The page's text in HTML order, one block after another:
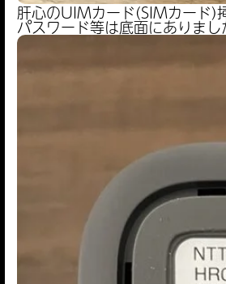
肝心のUIMカード(SIMカード)
パスワード等は底面にありまし